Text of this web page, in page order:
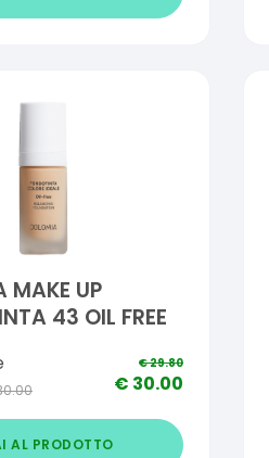
MAKE UP
43 OIL FREE
€29.80
€ 30.00
AL PRODOTTO